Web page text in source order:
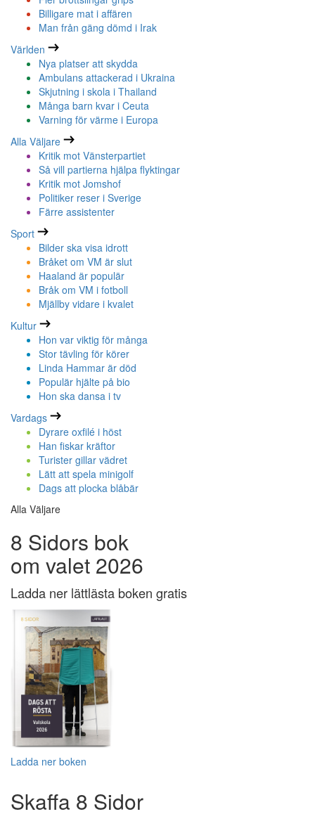
Billigare mat i affären
Man från gäng dömd i Irak
Världen
Nya platser att skydda
Ambulans attackerad i Ukraina
Skjutning i skola i Thailand
Många barn kvar i Ceuta
Varning för värme i Europa
Alla Väljare
Kritik mot Vänsterpartiet
Så vill partierna hjälpa flyktingar
Kritik mot Jomshof
Politiker reser i Sverige
Färre assistenter
Sport
Bilder ska visa idrott
Bråket om VM är slut
Haaland är populär
Bråk om VM i fotboll
Mjällby vidare i kvalet
Kultur
Hon var viktig för många
Stor tävling för körer
Linda Hammar är död
Populär hjälte på bio
Hon ska dansa i tv
Vardags
Dyrare oxfilé i höst
Han fiskar kräftor
Turister gillar vädret
Lätt att spela minigolf
Dags att plocka blåbär
Alla Väljare
8 Sidors bok
om valet 2026
Ladda ner lättlästa boken gratis
Ladda ner boken
Skaffa 8 Sidor